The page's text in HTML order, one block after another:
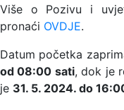
Više o Pozivu i
pronaći OVDJE.
Datum početka
od 08:00 sati, dok je
je 31. 5. 2024. do